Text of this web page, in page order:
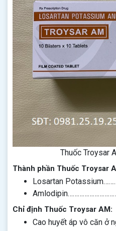
Thuốc Troysar
Thành phần Thuốc Troysar
Losartan
Chỉ định Thuốc Troysar AM:
Cao huyết áp vô căn ở